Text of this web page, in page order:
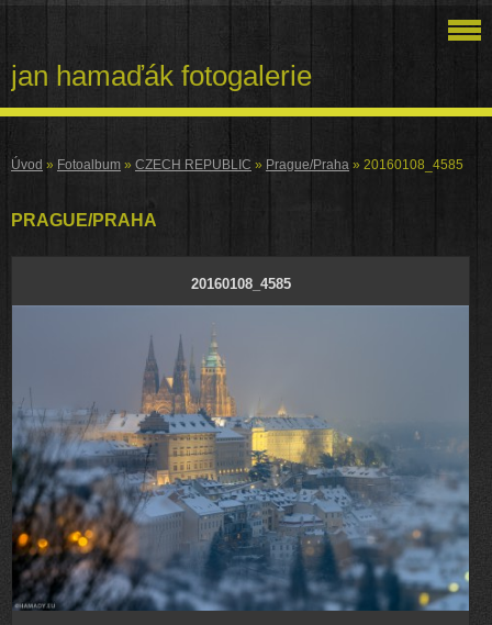
jan hamaďák fotogalerie
Úvod » Fotoalbum » CZECH REPUBLIC » Prague/Praha » 20160108_4585
PRAGUE/PRAHA
20160108_4585